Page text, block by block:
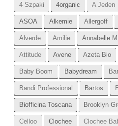
4 Szpaki 4organic A Jeden
ASOA Alkemie Allergoff
Alverde Amilie Annabelle
Attitude Avene Azeta Bio
Baby Boom Babydream
Bandi Professional Bartos
Biofficina Toscana Brooklyn
Celloo Clochee Clochee